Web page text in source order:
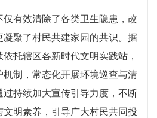
有效清除了各类卫生隐患，改
聚了村民共建家园的共识。据
托辖区各新时代文明实践站，
制，常态化开展环境巡查与清
持续加大宣传引导力度，不断
明素养，引导广大村民共同投